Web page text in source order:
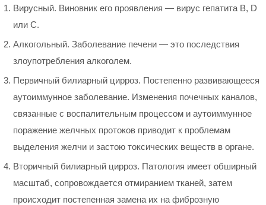
Вирусный. Виновник его проявления — вирус гепатита В, D
или С.
Алкогольный. Заболевание печени — это последствия
злоупотребления алкоголем.
Первичный билиарный цирроз. Постепенно развивающееся
аутоиммунное заболевание. Изменения почечных каналов,
связанные с воспалительным процессом и аутоиммунное
поражение желчных протоков приводит к проблемам
выделения желчи и застою токсических веществ в органе.
Вторичный билиарный цирроз. Патология имеет обширный
масштаб, сопровождается отмиранием тканей, затем
происходит постепенная замена их на фиброзную